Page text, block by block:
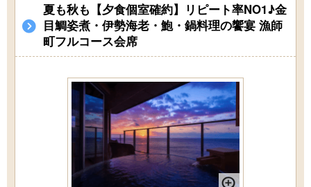
夏も秋も【夕食個室確約】リピート率NO1♪金
目鯛姿煮・伊勢海老・鮑・鍋料理の饗宴 漁師
町フルコース会席